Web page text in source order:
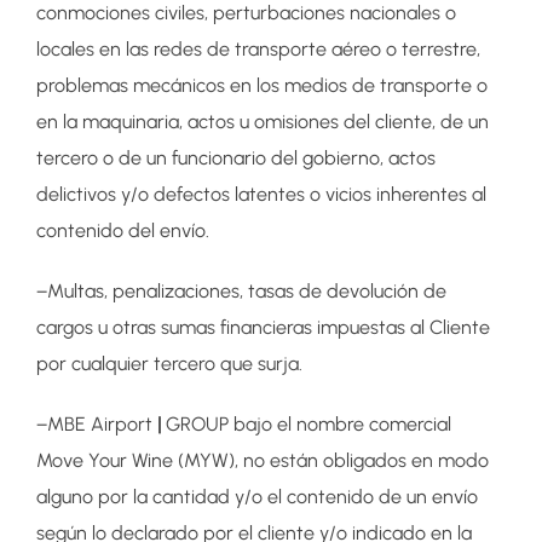
conmociones civiles, perturbaciones nacionales o
locales en las redes de transporte aéreo o terrestre,
problemas mecánicos en los medios de transporte o
en la maquinaria, actos u omisiones del cliente, de un
tercero o de un funcionario del gobierno, actos
delictivos y/o defectos latentes o vicios inherentes al
contenido del envío.
−Multas, penalizaciones, tasas de devolución de
cargos u otras sumas financieras impuestas al Cliente
por cualquier tercero que surja.
−MBE Airport | GROUP bajo el nombre comercial
Move Your Wine (MYW), no están obligados en modo
alguno por la cantidad y/o el contenido de un envío
según lo declarado por el cliente y/o indicado en la